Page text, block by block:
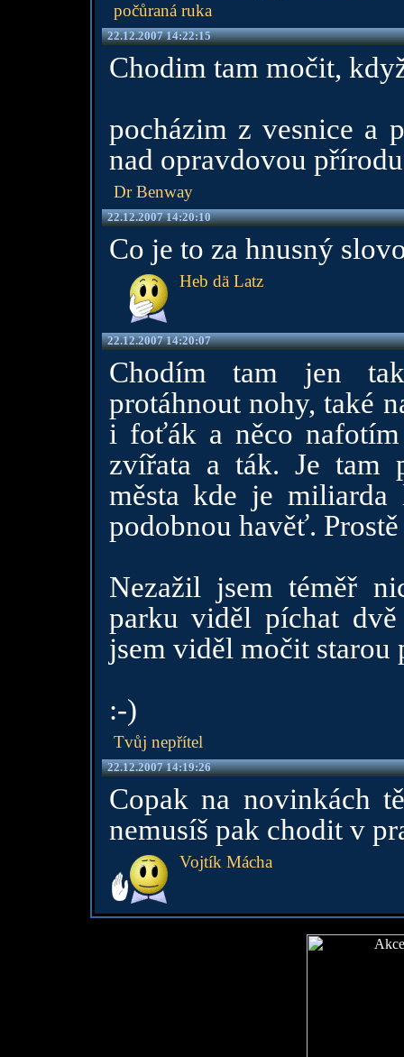
počůraná ruka
22.12.2007 14:22:15
Chodim tam močit,
pocházim z vesnice a
nad opravdovou
Dr Benway
22.12.2007 14:20:10
Co je to za hnusný
Heb dä Latz
22.12.2007 14:20:07
Chodím tam jen
protáhnout nohy, také
i foťák a něco
zvířata a ták. Je tam
města kde je
podobnou havěť. Prostě
Nezažil jsem téměř
parku viděl píchat
jsem viděl močit starou
:-)
Tvůj nepřítel
22.12.2007 14:19:26
Copak na novinkách
nemusíš pak chodit v
Vojtík Mácha